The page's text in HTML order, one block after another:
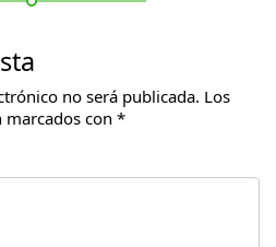
no será publicada. Los
con *